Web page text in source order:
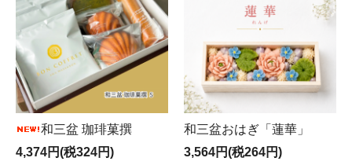
和三盆 珈琲菓撰
4,374円(税324円)
和三盆おはぎ「蓮華」
3,564円(税264円)